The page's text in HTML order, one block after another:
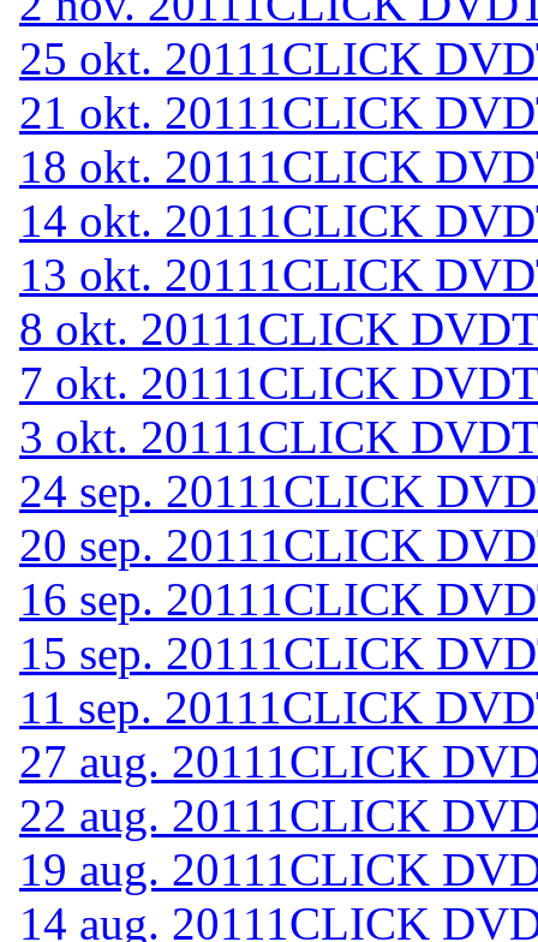
25 okt. 20111CLICK
21 okt. 20111CLICK
18 okt. 20111CLICK
14 okt. 20111CLICK
13 okt. 20111CLICK
8 okt. 20111CLICK
7 okt. 20111CLICK
3 okt. 20111CLICK
24 sep. 20111CLICK
20 sep. 20111CLICK
16 sep. 20111CLICK
15 sep. 20111CLICK
11 sep. 20111CLICK
27 aug. 20111CLICK
22 aug. 20111CLICK
19 aug. 20111CLICK
14 aug. 20111CLICK